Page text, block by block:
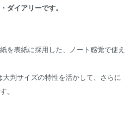
ダイアリーです。
を表紙に採用した、ノート感覚で使え
判サイズの特性を活かして、さらに
。